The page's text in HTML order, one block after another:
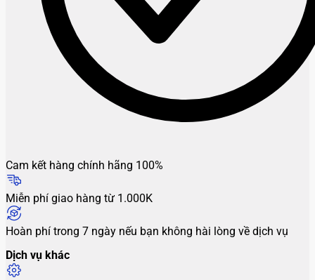
Cam kết hàng chính hãng 100%
Miễn phí giao hàng từ 1.000K
Hoàn phí trong 7 ngày nếu bạn không hài lòng về dịch vụ
Dịch vụ khác